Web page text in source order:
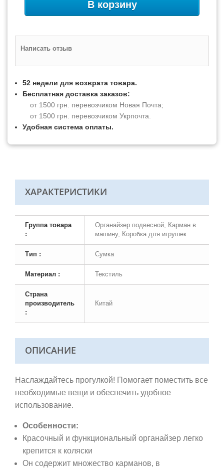
В корзину
Написать отзыв
52 недели для возврата товара.
Бесплатная доставка заказов:
от 1500 грн. перевозчиком Новая Почта;
от 1500 грн. перевозчиком Укрпочта.
Удобная система оплаты.
ХАРАКТЕРИСТИКИ
Группа товара
:
Органайзер подвесной, Карман в
машину, Коробка для игрушек
Тип : Сумка
Материал : Текстиль
Страна
производитель
:
Китай
ОПИСАНИЕ
Наслаждайтесь прогулкой! Помогает поместить все
необходимые вещи и обеспечить удобное
использование.
Особенности:
Красочный и функциональный органайзер легко
крепится к коляски
Он содержит множество карманов, в